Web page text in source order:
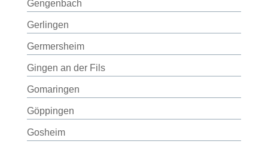
Gengenbach
Gerlingen
Germersheim
Gingen an der Fils
Gomaringen
Göppingen
Gosheim